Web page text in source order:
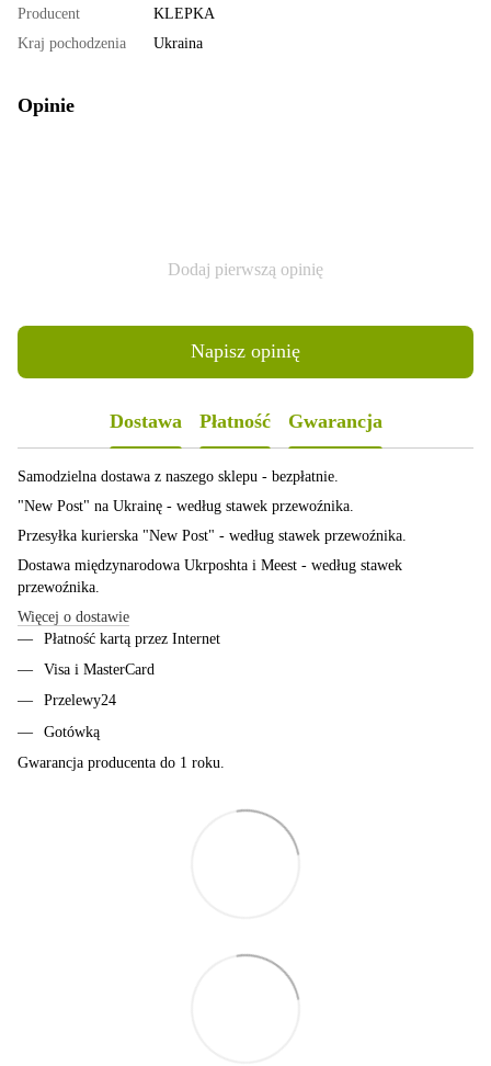
Producent
KLEPKA
Kraj pochodzenia
Ukraina
Opinie
Dodaj pierwszą opinię
Napisz opinię
Dostawa Płatność Gwarancja
Samodzielna dostawa z naszego sklepu - bezpłatnie.
"New Post" na Ukrainę - według stawek przewoźnika.
Przesyłka kurierska "New Post" - według stawek przewoźnika.
Dostawa międzynarodowa Ukrposhta i Meest - według stawek
przewoźnika.
Więcej o dostawie
Płatność kartą przez Internet
Visa i MasterCard
Przelewy24
Gotówką
Gwarancja producenta do 1 roku.